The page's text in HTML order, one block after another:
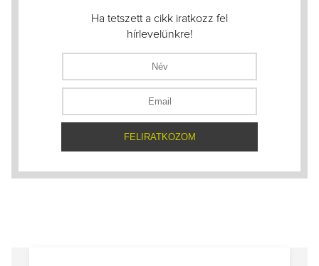
Ha tetszett a cikk iratkozz fel
hírlevelünkre!